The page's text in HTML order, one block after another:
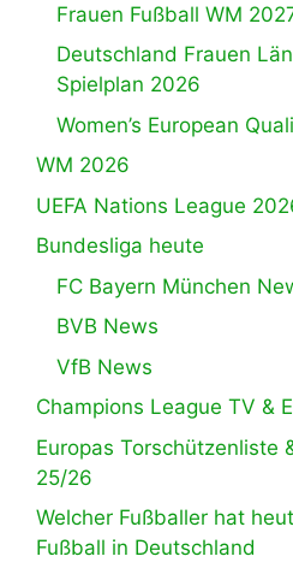
Frauen Fußball WM
Deutschland Frauen
Spielplan 2026
Women’s European
WM 2026
UEFA Nations League
Bundesliga heute
FC Bayern München
BVB News
VfB News
Champions League TV &
Europas Torschützenliste
25/26
Welcher Fußballer hat
Fußball in Deutschland